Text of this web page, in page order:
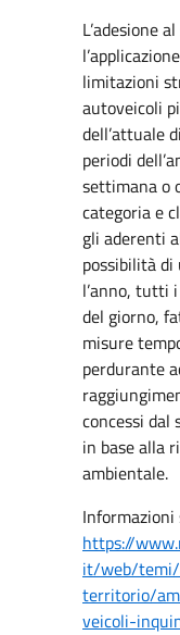
L’adesione
limitazioni
autoveicoli
dell’attuale
periodi
settimana o
categoria e
gli aderenti
possibilità
l’anno, tutti
del giorno,
misure
perdurante
concessi dal
in base alla
ambientale.
https://
it/web/
territorio/
veicoli-